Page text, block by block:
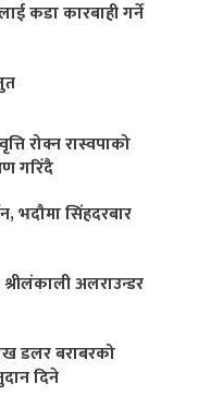
कडा कारबाही गर्ने
रोक्न रास्वपाको
गरिँदै
भदौमा सिंहदरबार
अलराउन्डर
डलर बराबरको
दिने